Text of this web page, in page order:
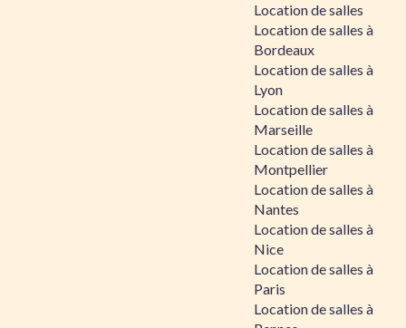
Location de salles
Location de salles à
Bordeaux
Location de salles à
Lyon
Location de salles à
Marseille
Location de salles à
Montpellier
Location de salles à
Nantes
Location de salles à
Nice
Location de salles à
Paris
Location de salles à